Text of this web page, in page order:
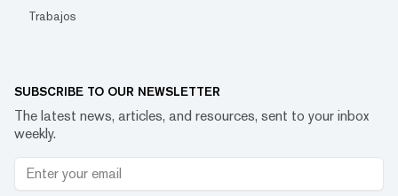
Trabajos
SUBSCRIBE TO OUR NEWSLETTER
The latest news, articles, and resources, sent to your inbox
weekly.